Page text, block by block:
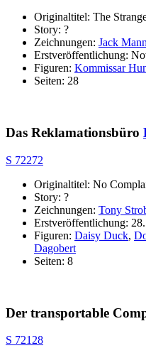
Originaltitel: The
Story: ?
Zeichnungen: Jack
Erstveröffentlichung:
Figuren: Kommissar
Seiten: 28
Das Reklamationsbüro
S 72272
Originaltitel: No
Story: ?
Zeichnungen: Tony
Erstveröffentlichung:
Figuren: Daisy Duck,
Dagobert
Seiten: 8
Der transportable
S 72128